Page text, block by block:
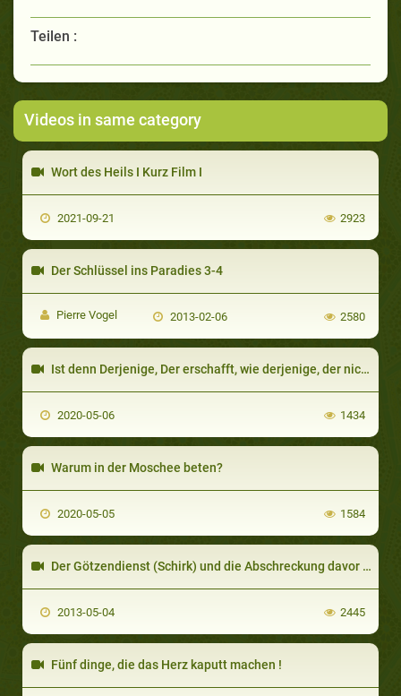
Teilen :
Videos in same category
Wort des Heils I Kurz Film I
2021-09-21 2923
Der Schlüssel ins Paradies 3-4
Pierre Vogel 2013-02-06 2580
Ist denn Derjenige, Der erschafft, wie derjenige, der nicht erschafft?
2020-05-06 1434
Warum in der Moschee beten?
2020-05-05 1584
Der Götzendienst (Schirk) und die Abschreckung davor - 1
2013-05-04 2445
Fünf dinge, die das Herz kaputt machen !